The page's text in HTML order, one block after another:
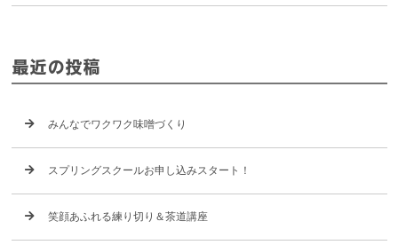
最近の投稿
みんなでワクワク味噌づくり
スプリングスクールお申し込みスタート！
笑顔あふれる練り切り＆茶道講座